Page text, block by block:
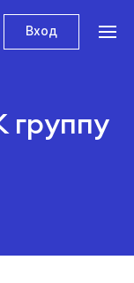
Вход